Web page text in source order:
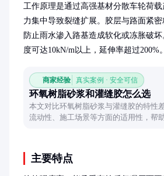
工作原理是通过高强基材分散车轮荷
力集中导致裂缝扩展。胶层与路面紧密
防止雨水渗入路基造成软化或冻胀破
度可达10kN/m以上，延伸率超过200%。
商家经验 真实案例 · 安全可信
环氧树脂砂浆和灌缝胶怎么选
本文对比环氧树脂砂浆与灌缝胶的特性
流动性、施工场景等方面的适用性，帮
主要特点